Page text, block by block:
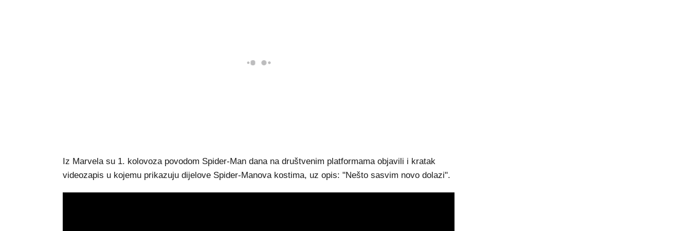
Iz Marvela su 1. kolovoza povodom Spider-Man dana na društvenim platformama objavili i kratak
videozapis u kojemu prikazuju dijelove Spider-Manova kostima, uz opis: "Nešto sasvim novo dolazi".